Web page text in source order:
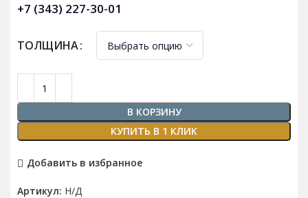
+7 (343) 227-30-01
ТОЛЩИНА
В КОРЗИНУ
КУПИТЬ В 1 КЛИК
Добавить в избранное
Артикул: Н/Д